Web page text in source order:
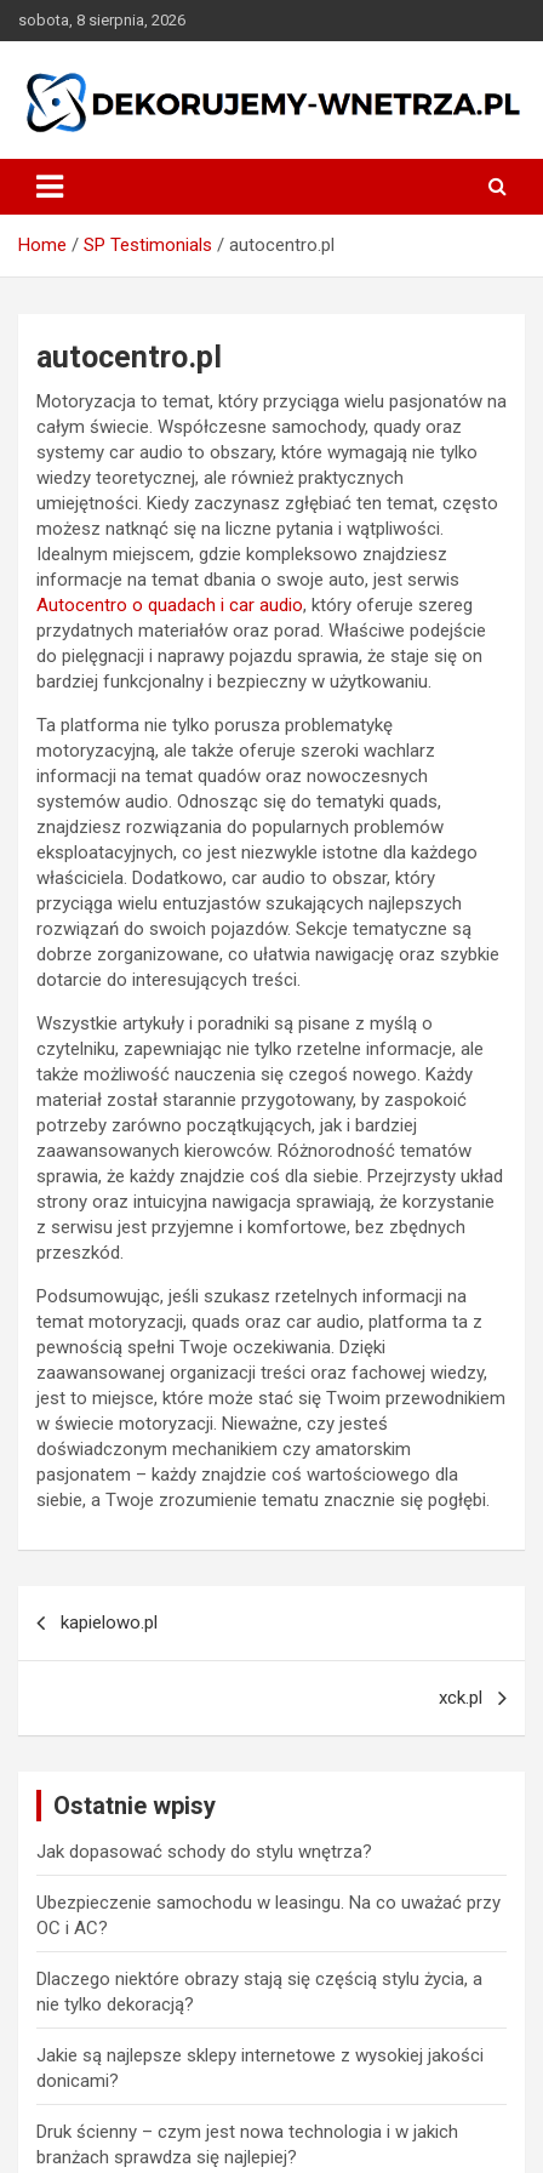
to
sobota, 8 sierpnia, 2026
dekorujemy-wnetrza.pl
Home SP Testimonials autocentro.pl
autocentro.pl
Motoryzacja to temat, który przyciąga wielu pasjonatów na
całym świecie. Współczesne samochody, quady oraz
systemy car audio to obszary, które wymagają nie tylko
wiedzy teoretycznej, ale również praktycznych
umiejętności. Kiedy zaczynasz zgłębiać ten temat, często
możesz natknąć się na liczne pytania i wątpliwości.
Idealnym miejscem, gdzie kompleksowo znajdziesz
informacje na temat dbania o swoje auto, jest serwis
Autocentro o quadach i car audio, który oferuje szereg
przydatnych materiałów oraz porad. Właściwe podejście
do pielęgnacji i naprawy pojazdu sprawia, że staje się on
bardziej funkcjonalny i bezpieczny w użytkowaniu.
Ta platforma nie tylko porusza problematykę
motoryzacyjną, ale także oferuje szeroki wachlarz
informacji na temat quadów oraz nowoczesnych
systemów audio. Odnosząc się do tematyki quads,
znajdziesz rozwiązania do popularnych problemów
eksploatacyjnych, co jest niezwykle istotne dla każdego
właściciela. Dodatkowo, car audio to obszar, który
przyciąga wielu entuzjastów szukających najlepszych
rozwiązań do swoich pojazdów. Sekcje tematyczne są
dobrze zorganizowane, co ułatwia nawigację oraz szybkie
dotarcie do interesujących treści.
Wszystkie artykuły i poradniki są pisane z myślą o
czytelniku, zapewniając nie tylko rzetelne informacje, ale
także możliwość nauczenia się czegoś nowego. Każdy
materiał został starannie przygotowany, by zaspokoić
potrzeby zarówno początkujących, jak i bardziej
zaawansowanych kierowców. Różnorodność tematów
sprawia, że każdy znajdzie coś dla siebie. Przejrzysty układ
strony oraz intuicyjna nawigacja sprawiają, że korzystanie
z serwisu jest przyjemne i komfortowe, bez zbędnych
przeszkód.
Podsumowując, jeśli szukasz rzetelnych informacji na
temat motoryzacji, quads oraz car audio, platforma ta z
pewnością spełni Twoje oczekiwania. Dzięki
zaawansowanej organizacji treści oraz fachowej wiedzy,
jest to miejsce, które może stać się Twoim przewodnikiem
w świecie motoryzacji. Nieważne, czy jesteś
doświadczonym mechanikiem czy amatorskim
pasjonatem – każdy znajdzie coś wartościowego dla
siebie, a Twoje zrozumienie tematu znacznie się pogłębi.
wpisu
kapielowo.pl
xck.pl
Ostatnie wpisy
Jak dopasować schody do stylu wnętrza?
Ubezpieczenie samochodu w leasingu. Na co uważać przy
OC i AC?
Dlaczego niektóre obrazy stają się częścią stylu życia, a
nie tylko dekoracją?
Jakie są najlepsze sklepy internetowe z wysokiej jakości
donicami?
Druk ścienny – czym jest nowa technologia i w jakich
branżach sprawdza się najlepiej?